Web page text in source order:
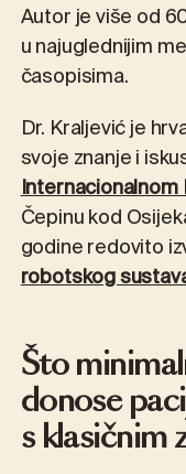
Autor je više od
u najuglednijim
časopisima.
Dr. Kraljević je
svoje znanje i
Čepinu kod
godine redovito
robotskog
Što
donose
s klasičnim